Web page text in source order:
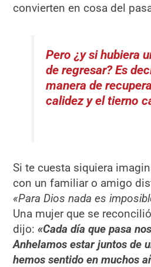
convierten en cosa del
Pero ¿y si hubiera
de regresar? Es
manera de
calidez y el tierno
Si te cuesta siquiera
con un familiar o amigo
«Para Dios nada es
Una mujer que se
dijo:«Cada día que pasa
Anhelamos estar juntos de
hemos sentido en muchos